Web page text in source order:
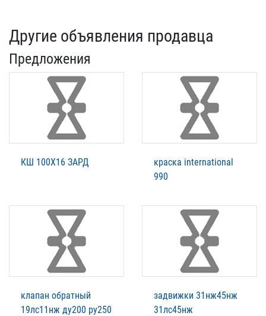
Другие объявления продавца
Предложения
КШ 100Х16 ЗАРД
краска international
990
клапан обратный
19лс11нж ду200 ру250
задвижки 31нж45нж
31лс45нж